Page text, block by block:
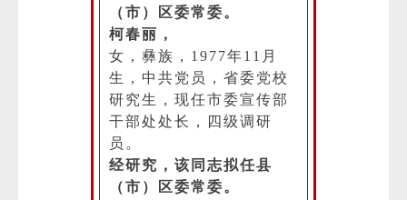
（市）区委常委。
柯春丽，
女，彝族，1977年11月
生，中共党员，省委党校
研究生，现任市委宣传部
干部处处长，四级调研
员。
经研究，该同志拟任县
（市）区委常委。